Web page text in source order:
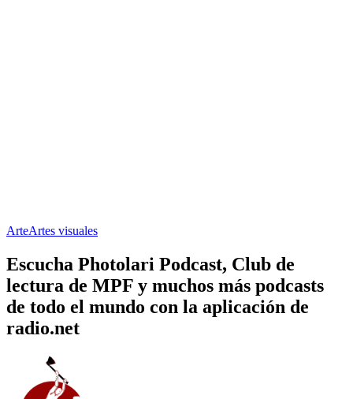
ArteArtes visuales
Escucha Photolari Podcast, Club de
lectura de MPF y muchos más podcasts
de todo el mundo con la aplicación de
radio.net